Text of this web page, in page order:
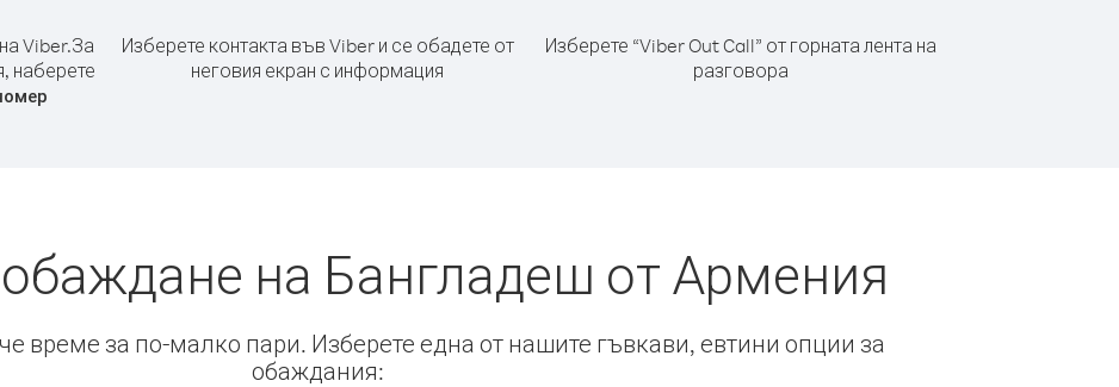
Viber.За
наберете
Изберете контакта във Viber и се обадете от
неговия екран с информация
Изберете “Viber Out Call” от горната лента на
разговора
на Бангладеш от Армения
време за по-малко пари. Изберете една от нашите гъвкави, евтини опции за
обаждания: